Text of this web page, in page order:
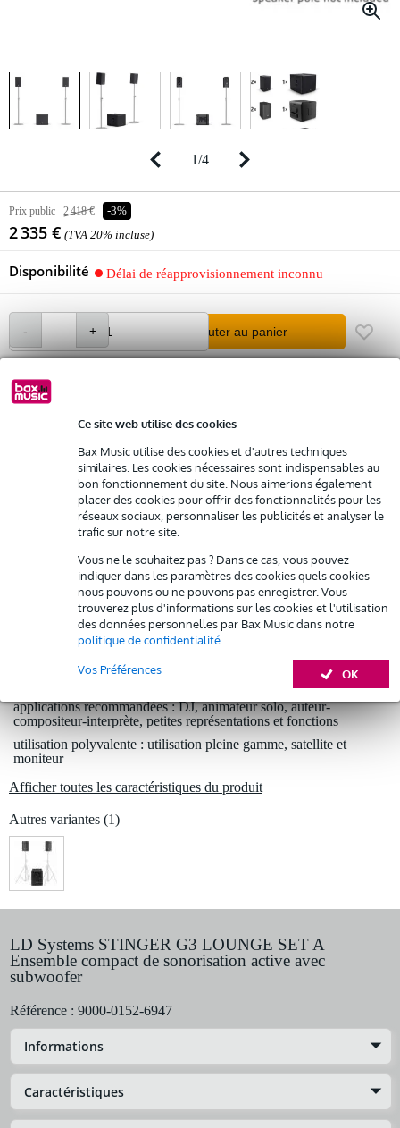
Ce site web utilise des cookies
Bax Music utilise des cookies et d'autres techniques
similaires. Les cookies nécessaires sont indispensables au
bon fonctionnement du site. Nous aimerions également
placer des cookies pour offrir des fonctionnalités pour les
réseaux sociaux, personnaliser les publicités et analyser le
trafic sur notre site.
Vous ne le souhaitez pas ? Dans ce cas, vous pouvez
indiquer dans les paramètres des cookies quels cookies
nous pouvons ou ne pouvons pas enregistrer. Vous
trouverez plus d'informations sur les cookies et l'utilisation
des données personnelles par Bax Music dans notre
politique de confidentialité
OK
Vos Préférences
1/4
Prix public 2 418 € -3%
2 335 € (TVA 20% incluse)
Disponibilité Délai de réapprovisionnement inconnu
Ajouter au panier
Livraison gratuite
Retours gratuits
30 jours satisfait ou remboursé
Optez maintenant pour une extension de garantie de 2
ans et profitez de plus d'avantages exclusifs !
116,75 € (frais uniques)
Louez ce produit
Location de plusieurs produits à la fois : min. 300 € et max.
Livraison à domicilegratuite
Résiliation possible du contrat après 4 mois
Possibilité d'acheter votre/vos produit(s) à un tarif réduit
Remplacement rapide par Bax Music en cas de défectuosité
Informations
applications recommandées : DJ, animateur solo, auteur-
compositeur-interprète, petites représentations et fonctions
utilisation polyvalente : utilisation pleine gamme, satellite et
moniteur
Afficher toutes les caractéristiques du produit
Autres variantes (1)
LD Systems STINGER G3 LOUNGE SET A
Ensemble compact de sonorisation active avec
subwoofer
Référence : 9000-0152-6947
Informations
Caractéristiques